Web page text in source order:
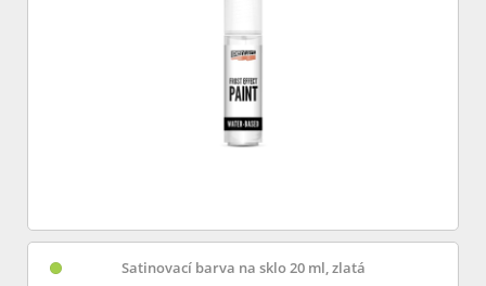
Satinovací barva na sklo 20 ml, zlatá